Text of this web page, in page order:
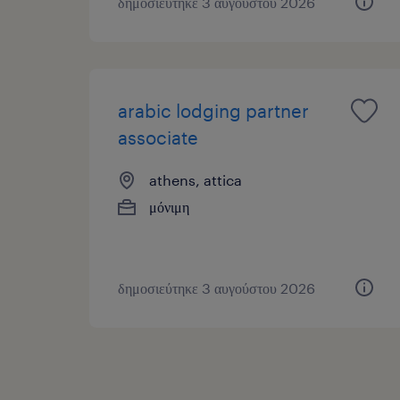
arabic lodging partner
associate
athens, attica
μόνιμη
δημοσιεύτηκε 3 αυγούστου 2026